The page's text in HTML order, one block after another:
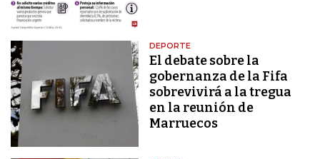
DEPORTE
El debate sobre la
gobernanza de la Fifa
sobrevivirá a la tregua
en la reunión de
Marruecos